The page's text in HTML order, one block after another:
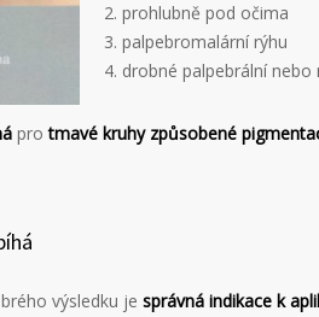
2. prohlubně pod očima
3. palpebromalární rýhu
4. drobné palpebrální nebo
protmavé kruhy způsobené
výsledku je správná indikace k